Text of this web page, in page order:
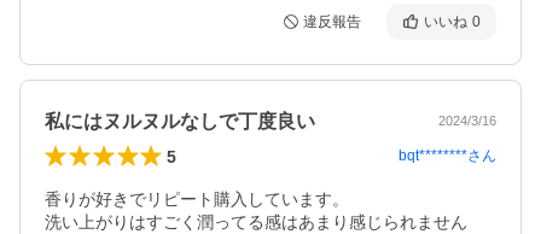
違反報告 いいね 0
私にはヌルヌルなしで丁度良い 2024/3/16
5 bqt********さん
香りが好きでリピート購入しています。
洗い上がりはすごく潤ってる感はあまり感じられません